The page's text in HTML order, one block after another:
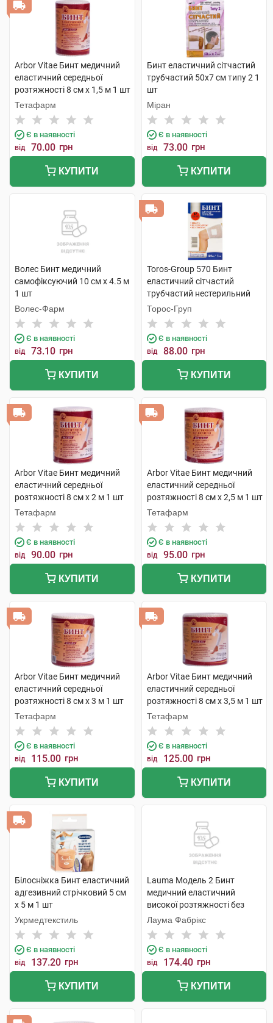
Arbor Vitae Бинт медичний
еластичний середньої
розтяжності 8 см х 1,5 м 1 шт
Тетафарм
Є в наявності
від 70.00 грн
КУПИТИ
Бинт еластичний сітчастий
трубчастий 50х7 см типу 2 1
шт
Міран
Є в наявності
від 73.00 грн
КУПИТИ
Волес Бинт медичний
самофіксуючий 10 см х 4.5 м
1 шт
Волес-Фарм
Є в наявності
від 73.10 грн
КУПИТИ
Toros-Group 570 Бинт
еластичний сітчастий
трубчастий нестерильний
100х5 см стегно та голова 1
шт
Торос-Груп
Є в наявності
від 88.00 грн
КУПИТИ
Arbor Vitae Бинт медичний
еластичний середньої
розтяжності 8 см х 2 м 1 шт
Тетафарм
Є в наявності
від 90.00 грн
КУПИТИ
Arbor Vitae Бинт медичний
еластичний середньої
розтяжності 8 см х 2,5 м 1 шт
Тетафарм
Є в наявності
від 95.00 грн
КУПИТИ
Arbor Vitae Бинт медичний
еластичний середньої
розтяжності 8 см х 3 м 1 шт
Тетафарм
Є в наявності
від 115.00 грн
КУПИТИ
Arbor Vitae Бинт медичний
еластичний середньої
розтяжності 8 см х 3,5 м 1 шт
Тетафарм
Є в наявності
від 125.00 грн
КУПИТИ
Білосніжка Бинт еластичний
адгезивний стрічковий 5 см
х 5 м 1 шт
Укрмедтекстиль
Є в наявності
від 137.20 грн
КУПИТИ
Lauma Модель 2 Бинт
медичний еластичний
високої розтяжності без
латексу 10 см х 1,1 м 1 шт
Лаума Фабрікс
Є в наявності
від 174.40 грн
КУПИТИ